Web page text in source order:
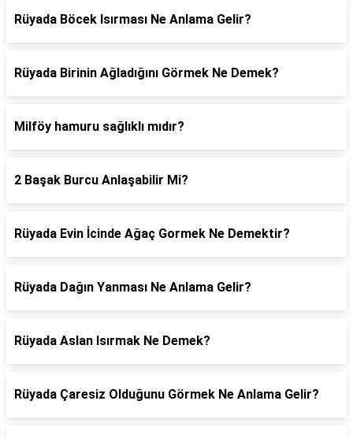
Rüyada Böcek Isırması Ne Anlama Gelir?
Rüyada Birinin Ağladığını Görmek Ne Demek?
Milföy hamuru sağlıklı mıdır?
2 Başak Burcu Anlaşabilir Mi?
Rüyada Evin İcinde Ağaç Gormek Ne Demektir?
Rüyada Dağın Yanması Ne Anlama Gelir?
Rüyada Aslan Isırmak Ne Demek?
Rüyada Çaresiz Olduğunu Görmek Ne Anlama Gelir?